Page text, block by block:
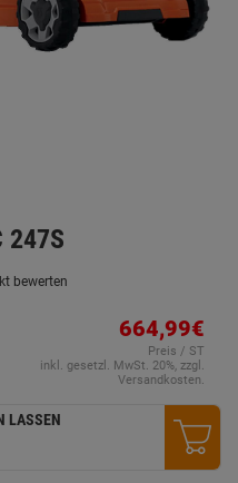
247S
bewerten
664,99€
Preis / ST
inkl. gesetzl. MwSt. 20%, zzgl.
Versandkosten.
LASSEN